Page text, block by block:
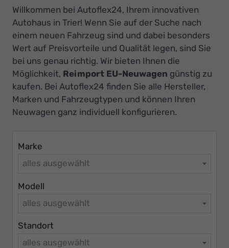
Gebrauchtwagen
zu
Top-
Preisen
-
Ihr
Innovatives
Willkommen bei Autoflex24, Ihrem innovativen
Autohaus in Trier! Wenn Sie auf der Suche nach
einem neuen Fahrzeug sind und dabei besonders
Wert auf Preisvorteile und Qualität legen, sind Sie
bei uns genau richtig. Wir bieten Ihnen die
Möglichkeit, Reimport EU-Neuwagen günstig zu
kaufen. Bei Autoflex24 finden Sie alle Hersteller,
Marken und Fahrzeugtypen und können Ihren
Neuwagen ganz individuell konfigurieren.
Marke
alles ausgewählt
Modell
alles ausgewählt
Standort
alles ausgewählt